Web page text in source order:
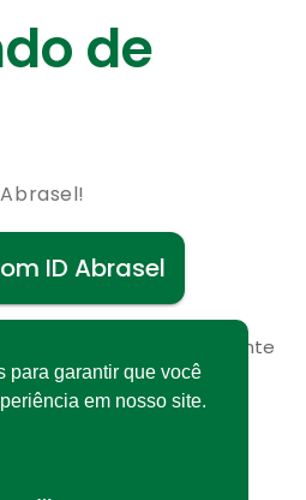
para garantir que você
em nosso site.
de
ID Abrasel
Cadastre-se gratuitamente